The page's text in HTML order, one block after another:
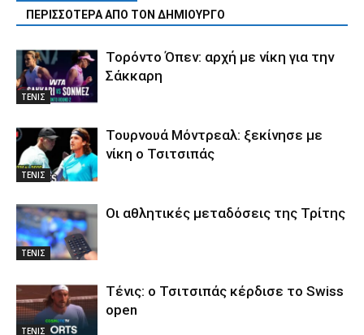
ΠΕΡΙΣΣΟΤΕΡΑ ΑΠΟ ΤΟΝ ΔΗΜΙΟΥΡΓΟ
ΤΕΝΙΣ
Τορόντο Όπεν: αρχή με νίκη για την
Σάκκαρη
ΤΕΝΙΣ
Τουρνουά Μόντρεαλ: ξεκίνησε με
νίκη ο Τσιτσιπάς
ΤΕΝΙΣ
Οι αθλητικές μεταδόσεις της Τρίτης
ΤΕΝΙΣ
Τένις: ο Τσιτσιπάς κέρδισε το Swiss
open